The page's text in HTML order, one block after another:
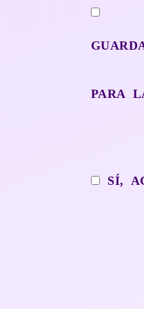
PARA
SÍ,